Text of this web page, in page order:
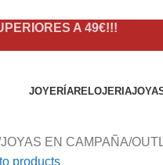
A 49€!!!
JOYERÍARELOJERIA
JOYAS EN CAMPAÑA/
products